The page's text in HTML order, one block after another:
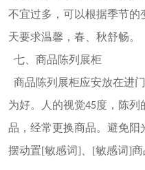
不宜过多， 可以根据季节的
天要求温馨，春、秋舒畅。
七、商品陈列展柜
商品陈列展柜应安放在进
为好。人的视觉45度，陈列
品，经常更换商品。避免阳
摆动置[敏感词]、[敏感词]商